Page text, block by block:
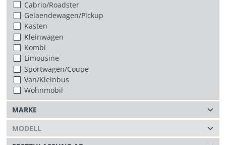
Cabrio/Roadster
Gelaendewagen/Pickup
Kasten
Kleinwagen
Kombi
Limousine
Sportwagen/Coupe
Van/Kleinbus
Wohnmobil